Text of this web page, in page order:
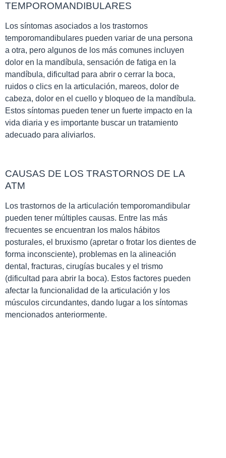
TEMPOROMANDIBULARES
Los síntomas asociados a los trastornos
temporomandibulares pueden variar de una persona
a otra, pero algunos de los más comunes incluyen
dolor en la mandíbula, sensación de fatiga en la
mandíbula, dificultad para abrir o cerrar la boca,
ruidos o clics en la articulación, mareos, dolor de
cabeza, dolor en el cuello y bloqueo de la mandíbula.
Estos síntomas pueden tener un fuerte impacto en la
vida diaria y es importante buscar un tratamiento
adecuado para aliviarlos.
CAUSAS DE LOS TRASTORNOS DE LA
ATM
Los trastornos de la articulación temporomandibular
pueden tener múltiples causas. Entre las más
frecuentes se encuentran los malos hábitos
posturales, el bruxismo (apretar o frotar los dientes de
forma inconsciente), problemas en la alineación
dental, fracturas, cirugías bucales y el trismo
(dificultad para abrir la boca). Estos factores pueden
afectar la funcionalidad de la articulación y los
músculos circundantes, dando lugar a los síntomas
mencionados anteriormente.